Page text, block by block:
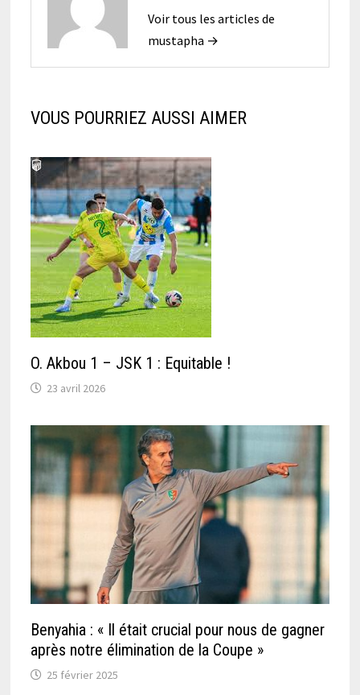
Voir tous les articles de
mustapha →
VOUS POURRIEZ AUSSI AIMER
O. Akbou 1 – JSK 1 : Equitable !
23 avril 2026
Benyahia : « Il était crucial pour nous de gagner
après notre élimination de la Coupe »
25 février 2025